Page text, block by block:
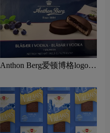
Anthon Berg爱顿博格logo设
念